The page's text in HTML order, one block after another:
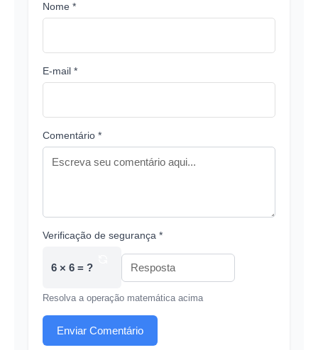
Nome *
E-mail *
Comentário *
Verificação de segurança *
6 × 6 = ?
Resolva a operação matemática acima
Enviar Comentário